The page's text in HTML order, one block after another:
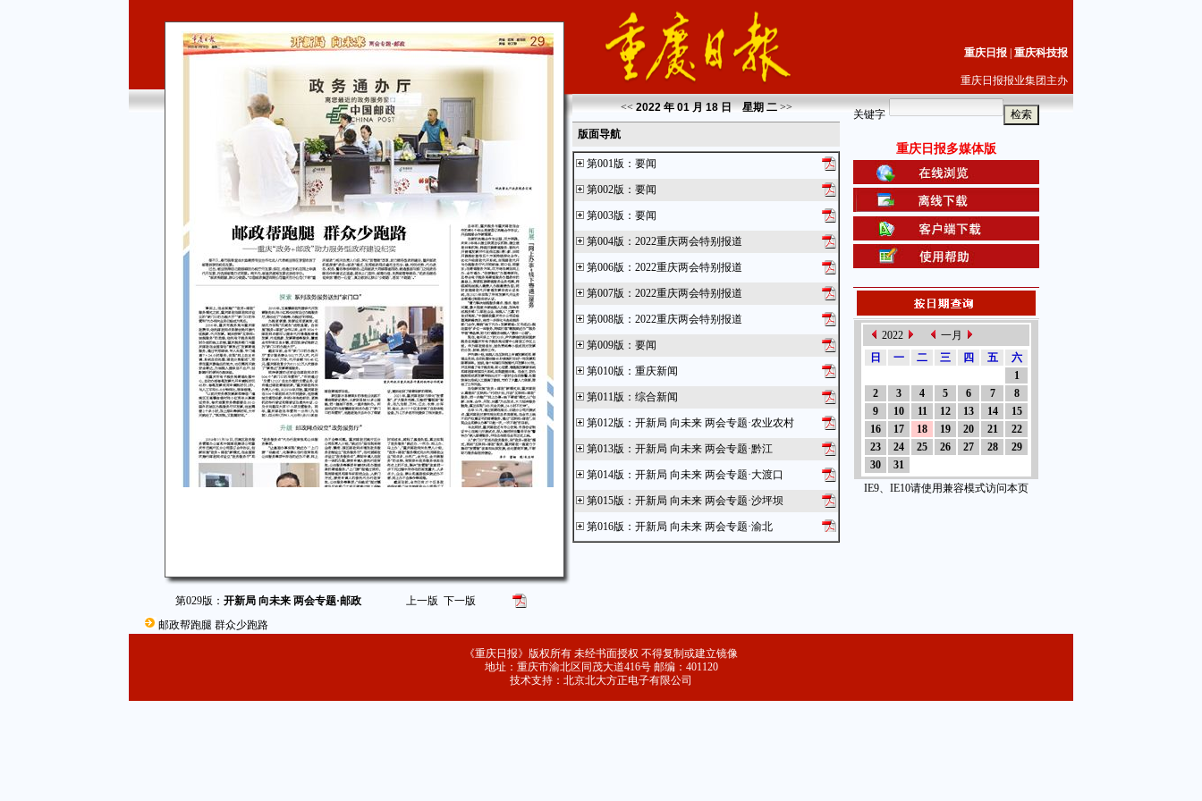
第029版： 开新局 向未来 两会专题·邮政 上一版 下一版
邮政帮跑腿 群众少跑路
重庆日报 重庆科技报
重庆日报报业集团主办
<< 2022 年 01 月 18 日 星期二 >>
版面导航
第001版 ： 要闻
第002版 ： 要闻
第003版 ： 要闻
第004版 ： 2022重庆两会特别报道
第006版 ： 2022重庆两会特别报道
第007版 ： 2022重庆两会特别报道
第008版 ： 2022重庆两会特别报道
第009版 ： 要闻
第010版 ： 重庆新闻
第011版 ： 综合新闻
第012版 ： 开新局 向未来 两会专题·农业农村
第013版 ： 开新局 向未来 两会专题·黔江
第014版 ： 开新局 向未来 两会专题·大渡口
第015版 ： 开新局 向未来 两会专题·沙坪坝
第016版 ： 开新局 向未来 两会专题·渝北
第022版：开新局 向未来 两会专题·大足
第023版：开新局 向未来 两会专题·潼南
关键字
重庆日报多媒体版
2022
一月
日
一 二 三 四 五
六
1
2
3 4 5 6 7
8
9
10 11 12 13 14
15
16
17 18 19 20 21
22
23
24 25 26 27 28
29
30
31
IE9、IE10请使用兼容模式访问本页
《重庆日报》版权所有 未经书面授权 不得复制或建立镜像
地址：重庆市渝北区同茂大道416号 邮编：401120
技术支持：北京北大方正电子有限公司